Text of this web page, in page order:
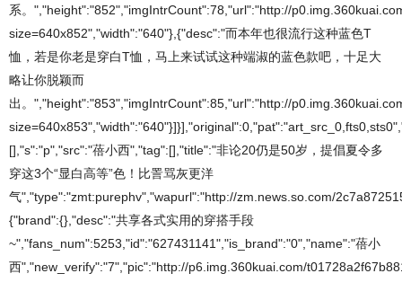
系。","height":"852","imgIntrCount":78,"url":"http://
size=640x852","width":"640"},{"desc":"而本年也很流行这种蓝色T
恤，若是你老是穿白T恤，马上来试试这种端淑的蓝色款吧，十足大
略让你脱颖而
出。","height":"853","imgIntrCount":85,"url":"http://
[],"s":"p","src":"蓓小西","tag":[],"title":"非论20仍是50岁，提倡夏令多
穿这3个“显白高等”色！比詈骂灰更洋
气","type":"zmt:purephv","wapurl":"http://zm.news.so.com/
{"brand":{},"desc":"共享各式实用的穿搭手段
~","fans_num":5253,"id":"627431141","is_brand":"0","name":"蓓小
西","new_verify":"7","pic":"http://p6.img.360kuai.com/